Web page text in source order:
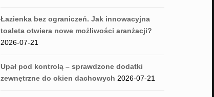
Łazienka bez ograniczeń. Jak innowacyjna
toaleta otwiera nowe możliwości aranżacji?
2026-07-21
Upał pod kontrolą – sprawdzone dodatki
zewnętrzne do okien dachowych 2026-07-21